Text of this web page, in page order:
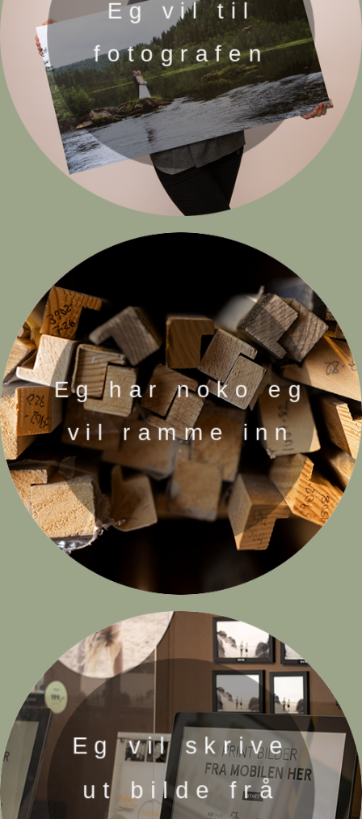
Eg vil til
fotografen
Eg har noko eg
vil ramme inn
Eg vil skrive
ut bilde frå